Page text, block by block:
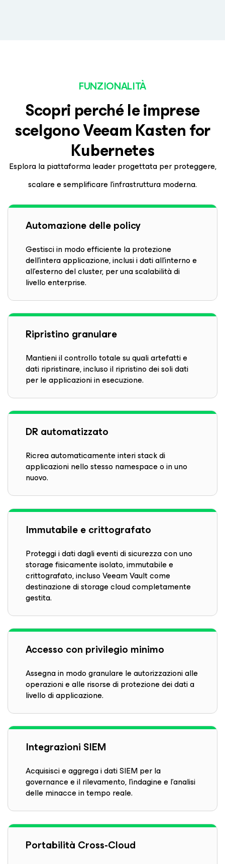
FUNZIONALITÀ
Scopri perché le imprese
scelgono VeeamKastenfor
Kubernetes
Esplora la piattaforma leader progettata per proteggere,
scalare e semplificare l'infrastruttura moderna.
Automazione delle policy
Gestisci in modo efficiente la protezione
dell'intera applicazione, inclusi i dati all'interno e
all'esterno del cluster, per una scalabilità di
livello enterprise.
Ripristino granulare
Mantieni il controllo totale su quali artefatti e
dati ripristinare, incluso il ripristino dei soli dati
per le applicazioni in esecuzione.
DR automatizzato
Ricrea automaticamente interi stack di
applicazioni nello stesso namespace o in uno
nuovo.
Immutabile e crittografato
Proteggi i dati dagli eventi di sicurezza con uno
storage fisicamente isolato, immutabile e
crittografato, incluso Veeam Vault come
destinazione di storage cloud completamente
gestita.
Accesso con privilegio minimo
Assegna in modo granulare le autorizzazioni alle
operazioni e alle risorse di protezione dei dati a
livello di applicazione.
Integrazioni SIEM
Acquisisci e aggrega i dati SIEM per la
governance e il rilevamento, l'indagine e l'analisi
delle minacce in tempo reale.
Portabilità Cross-Cloud